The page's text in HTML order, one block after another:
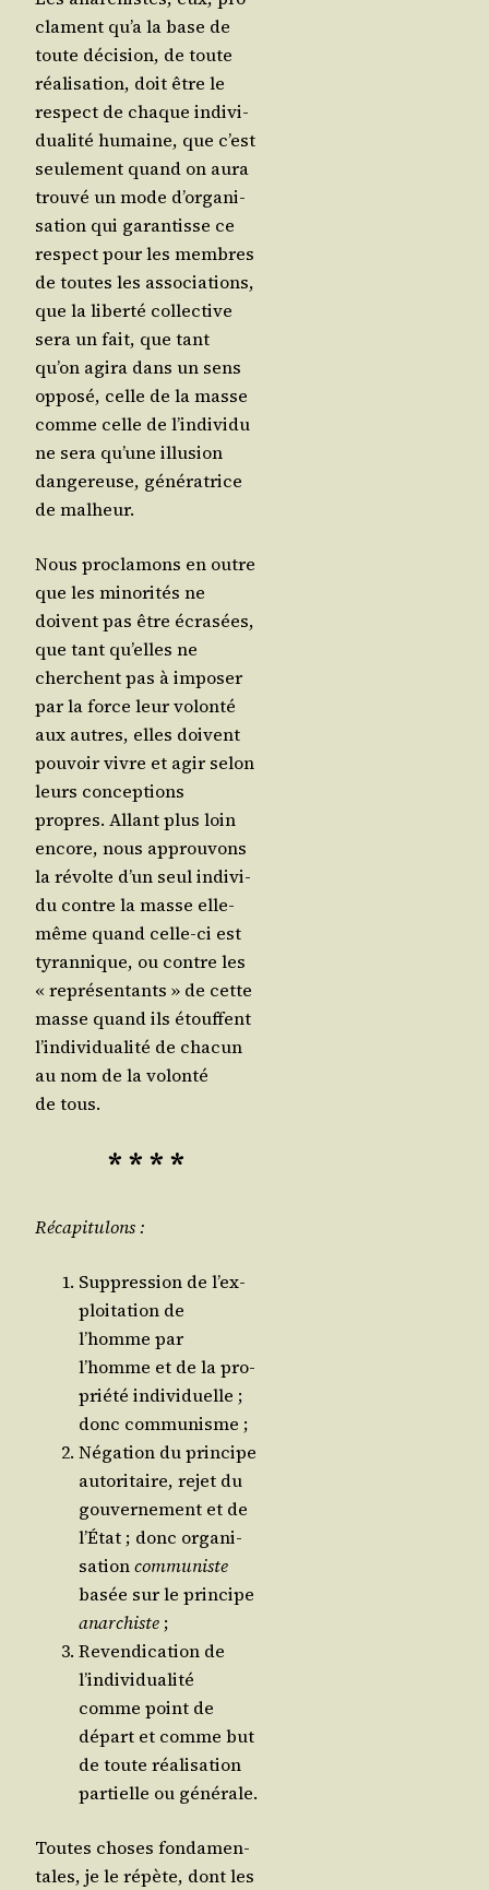
clament qu’a la base de
toute déci­sion, de toute
réa­li­sa­tion, doit être le
res­pect de chaque indi­vi­
dua­li­té humaine, que c’est
seule­ment quand on aura
trou­vé un mode d’or­ga­ni­
sa­tion qui garan­tisse ce
res­pect pour les membres
de toutes les asso­cia­tions,
que la liber­té col­lec­tive
sera un fait, que tant
qu’on agi­ra dans un sens
oppo­sé, celle de la masse
comme celle de l’in­di­vi­du
ne sera qu’une illu­sion
dan­ge­reuse, géné­ra­trice
de malheur.
Nous pro­cla­mons en outre
que les mino­ri­tés ne
doivent pas être écra­sées,
que tant qu’elles ne
cherchent pas à impo­ser
par la force leur volon­té
aux autres, elles doivent
pou­voir vivre et agir selon
leurs concep­tions
propres. Allant plus loin
encore, nous approu­vons
la révolte d’un seul indi­vi­
du contre la masse elle-
même quand celle-ci est
tyran­nique, ou contre les
« repré­sen­tants » de cette
masse quand ils étouffent
l’in­di­vi­dua­li­té de cha­cun
au nom de la volon­té
de tous.
* * * *
Réca­pi­tu­lons :
Sup­pres­sion de l’ex­
ploi­ta­tion de
l’homme par
l’homme et de la pro­
prié­té indi­vi­duelle ;
donc communisme ;
Néga­tion du prin­cipe
auto­ri­taire, rejet du
gou­ver­ne­ment et de
l’É­tat ; donc orga­ni­
sa­tioncom­mu­niste
basée sur le prin­cipe
anar­chiste ;
Reven­di­ca­tion de
l’in­di­vi­dua­li­té
comme point de
départ et comme but
de toute réa­li­sa­tion
par­tielle ou générale.
Toutes choses fon­da­men­
tales, je le répète, dont les